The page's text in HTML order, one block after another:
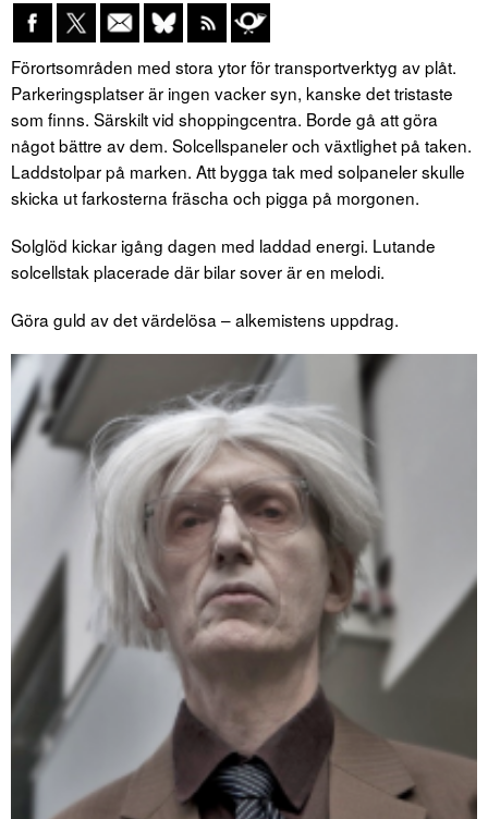
Förortsområden med stora ytor för transportverktyg av plåt.
Parkeringsplatser är ingen vacker syn, kanske det tristaste
som finns. Särskilt vid shoppingcentra. Borde gå att göra
något bättre av dem. Solcellspaneler och växtlighet på taken.
Laddstolpar på marken. Att bygga tak med solpaneler skulle
skicka ut farkosterna fräscha och pigga på morgonen.
Solglöd kickar igång dagen med laddad energi. Lutande
solcellstak placerade där bilar sover är en melodi.
Göra guld av det värdelösa – alkemistens uppdrag.